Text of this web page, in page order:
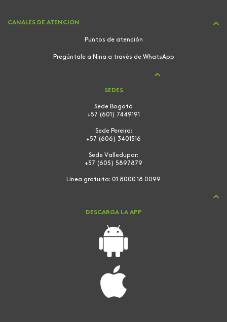
CANALES DE ATENCIÓN
Puntos de atención
Pregúntale a Nina a través de WhatsApp
SEDES
Sede Bogotá
+57 (601) 7449191
Sede Pereira:
+57 (606) 3401516
Sede Valledupar:
+57 (605) 5897879
Línea gratuita: 01 8000 18 0099
DESCARGA LA APP